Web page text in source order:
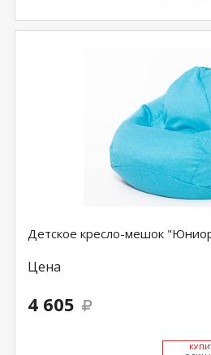
Детское кресло-мешок
Цена
4 605